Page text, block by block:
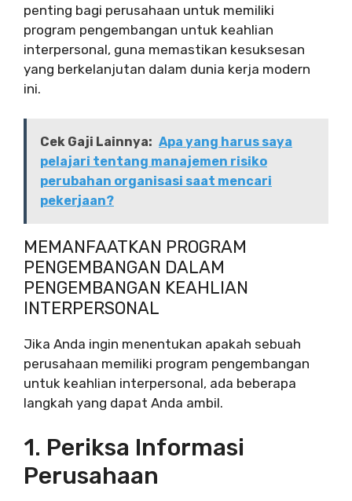
penting bagi perusahaan untuk memiliki
program pengembangan untuk keahlian
interpersonal, guna memastikan kesuksesan
yang berkelanjutan dalam dunia kerja modern
ini.
Cek Gaji Lainnya: Apa yang harus saya
pelajari tentang manajemen risiko
perubahan organisasi saat mencari
pekerjaan?
MEMANFAATKAN PROGRAM
PENGEMBANGAN DALAM
PENGEMBANGAN KEAHLIAN
INTERPERSONAL
Jika Anda ingin menentukan apakah sebuah
perusahaan memiliki program pengembangan
untuk keahlian interpersonal, ada beberapa
langkah yang dapat Anda ambil.
1. Periksa Informasi
Perusahaan